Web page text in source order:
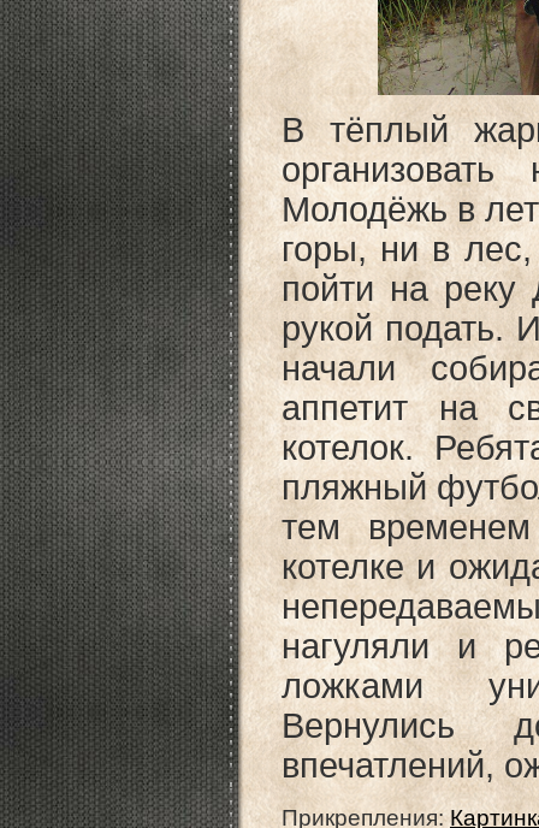
В тёплый
Молодёжь в
горы, ни в
пойти на
рукой подать.
начали
аппетит на
котелок.
пляжный
тем
котелке и
нагуляли и
ложками
Вернулись
впечатлений,
Прикрепления: